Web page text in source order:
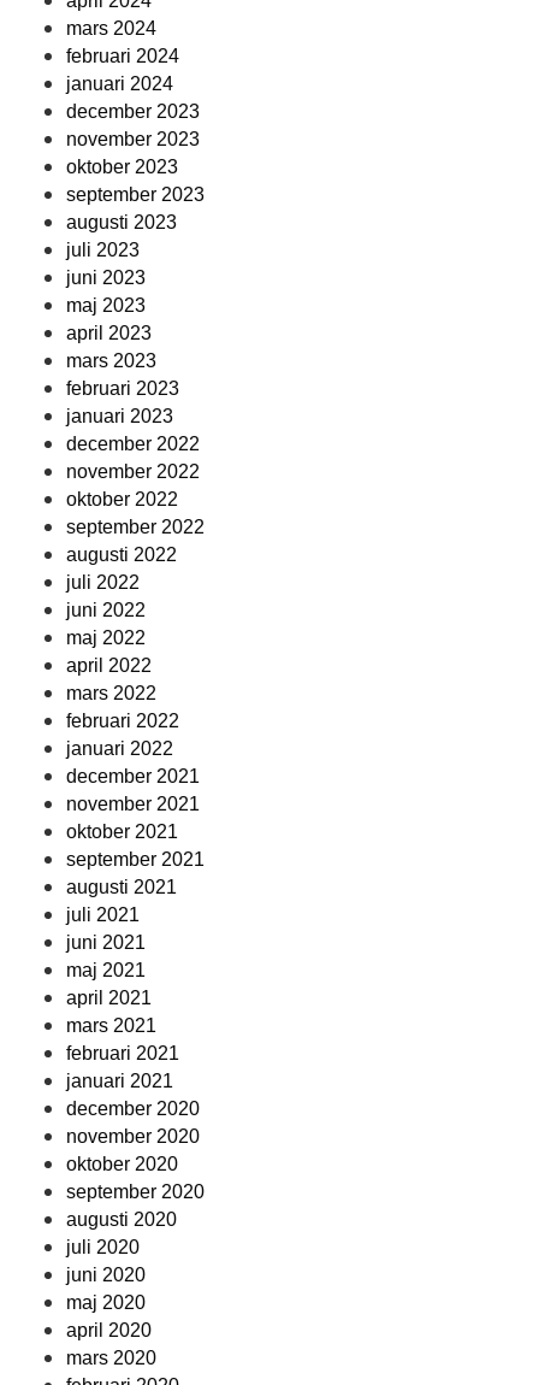
mars 2024
februari 2024
januari 2024
december 2023
november 2023
oktober 2023
september 2023
augusti 2023
juli 2023
juni 2023
maj 2023
april 2023
mars 2023
februari 2023
januari 2023
december 2022
november 2022
oktober 2022
september 2022
augusti 2022
juli 2022
juni 2022
maj 2022
april 2022
mars 2022
februari 2022
januari 2022
december 2021
november 2021
oktober 2021
september 2021
augusti 2021
juli 2021
juni 2021
maj 2021
april 2021
mars 2021
februari 2021
januari 2021
december 2020
november 2020
oktober 2020
september 2020
augusti 2020
juli 2020
juni 2020
maj 2020
april 2020
mars 2020